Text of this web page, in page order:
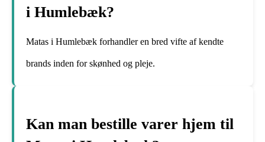
i Humlebæk?
Matas i Humlebæk forhandler en bred vifte af kendte
brands inden for skønhed og pleje.
Kan man bestille varer hjem til